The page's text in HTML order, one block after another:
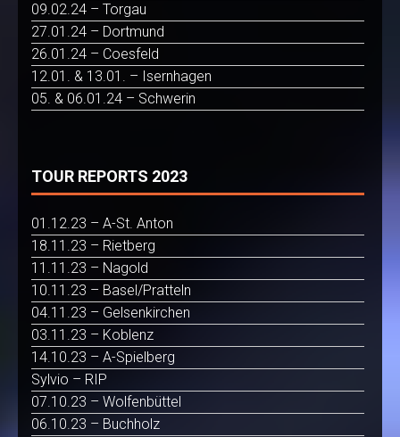
09.02.24 – Torgau
27.01.24 – Dortmund
26.01.24 – Coesfeld
12.01. & 13.01. – Isernhagen
05. & 06.01.24 – Schwerin
TOUR REPORTS 2023
01.12.23 – A-St. Anton
18.11.23 – Rietberg
11.11.23 – Nagold
10.11.23 – Basel/Pratteln
04.11.23 – Gelsenkirchen
03.11.23 – Koblenz
14.10.23 – A-Spielberg
Sylvio – RIP
07.10.23 – Wolfenbüttel
06.10.23 – Buchholz